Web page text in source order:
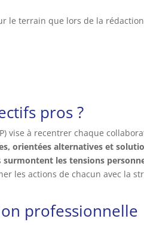
le terrain que lors de la
pros ?
vise à recentrer chaque
orientées alternatives et
surmontent les tensions
les actions de chacun avec la
professionnelle